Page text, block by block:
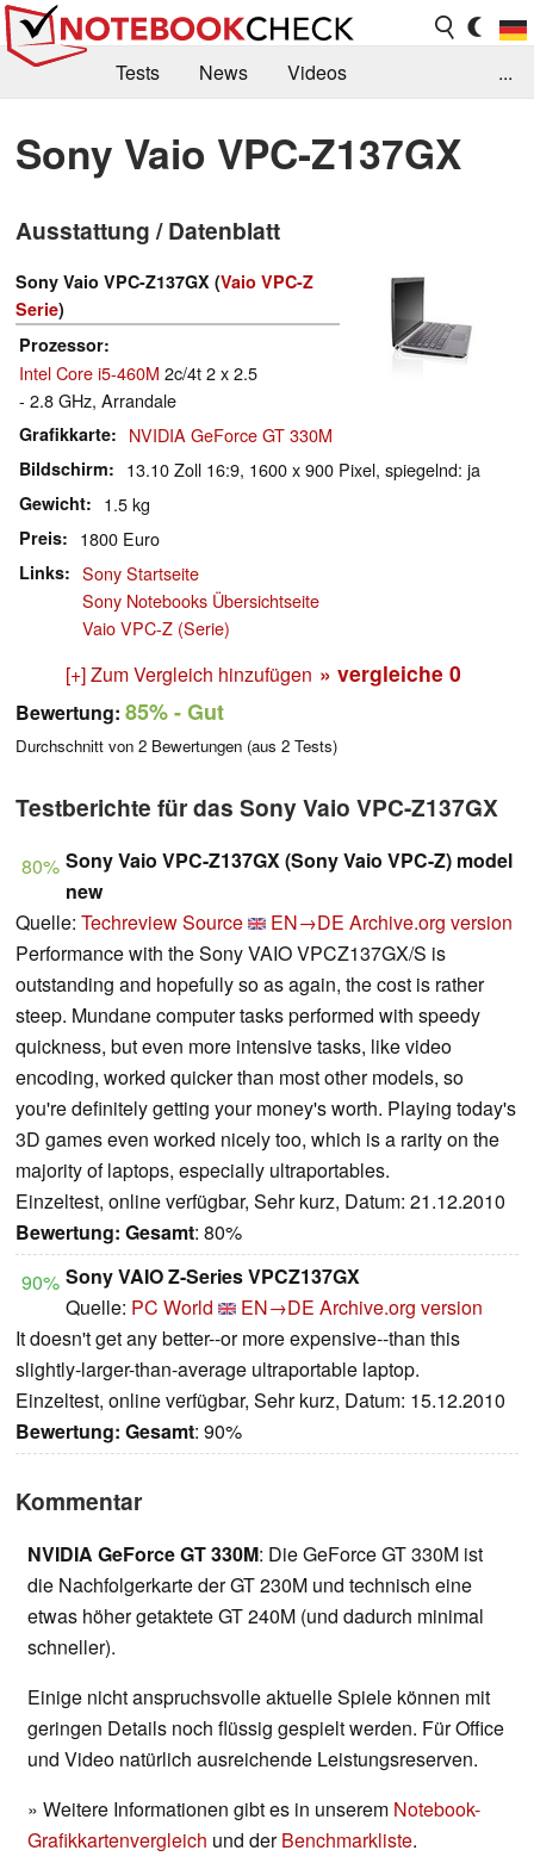
Tests News
Videos
Kaufberatung
Deals Suche
Jobs
Forum
...
Sony Vaio VPC-Z137GX
Ausstattung / Datenblatt
Sony Vaio VPC-Z137GX (Vaio VPC-Z
Serie)
Prozessor
Intel Core i5-460M 2c/4t 2 x 2.5
- 2.8 GHz, Arrandale
Grafikkarte NVIDIA GeForce GT 330M
Bildschirm 13.10 Zoll 16:9, 1600 x 900 Pixel, spiegelnd: ja
Gewicht 1.5 kg
Preis 1800 Euro
Links
Sony Startseite
Sony Notebooks Übersichtseite
Vaio VPC-Z (Serie)
[+] Zum Vergleich hinzufügen » vergleiche 0
Bewertung: 85%- Gut
Durchschnitt von 2 Bewertungen (aus 2 Tests)
Testberichte für das Sony Vaio VPC-Z137GX
80% Sony Vaio VPC-Z137GX (Sony Vaio VPC-Z) model
new
Quelle: Techreview Source EN→DE Archive.org version
Performance with the Sony VAIO VPCZ137GX/S is
outstanding and hopefully so as again, the cost is rather
steep. Mundane computer tasks performed with speedy
quickness, but even more intensive tasks, like video
encoding, worked quicker than most other models, so
you're definitely getting your money's worth. Playing today's
3D games even worked nicely too, which is a rarity on the
majority of laptops, especially ultraportables.
Einzeltest, online verfügbar, Sehr kurz, Datum: 21.12.2010
Bewertung: Gesamt: 80%
90% Sony VAIO Z-Series VPCZ137GX
Quelle: PC World EN→DE Archive.org version
It doesn't get any better--or more expensive--than this
slightly-larger-than-average ultraportable laptop.
Einzeltest, online verfügbar, Sehr kurz, Datum: 15.12.2010
Bewertung: Gesamt: 90%
Kommentar
NVIDIA GeForce GT 330M: Die GeForce GT 330M ist
die Nachfolgerkarte der GT 230M und technisch eine
etwas höher getaktete GT 240M (und dadurch minimal
schneller).
Einige nicht anspruchsvolle aktuelle Spiele können mit
geringen Details noch flüssig gespielt werden. Für Office
und Video natürlich ausreichende Leistungsreserven.
» Weitere Informationen gibt es in unserem Notebook-
Grafikkartenvergleich und derBenchmarkliste.